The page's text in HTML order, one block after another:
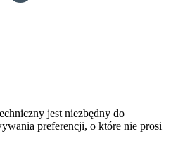
jest niezbędny do
preferencji, o które nie prosi